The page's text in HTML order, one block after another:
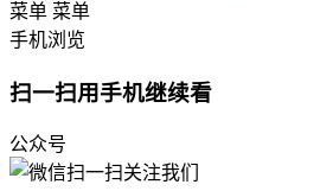
菜单 菜单
手机浏览
扫一扫用手机继续看
公众号